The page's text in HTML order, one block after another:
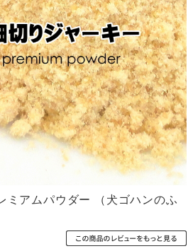
ミアムパウダー （犬ゴハンのふ